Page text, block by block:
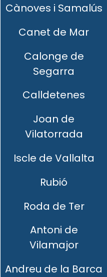
Cànoves i Samalús
Canet de Mar
Calonge de
Segarra
Calldetenes
Joan de
Vilatorrada
Iscle de Vallalta
Rubió
Roda de Ter
Antoni de
Vilamajor
Andreu de la Barca